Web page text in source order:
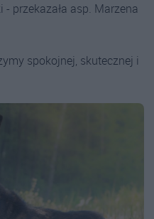
przekazała asp. Marzena
spokojnej, skutecznej i